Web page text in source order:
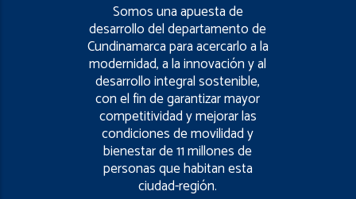
Somos una apuesta de
desarrollo del departamento de
Cundinamarca para acercarlo a la
modernidad, a la innovación y al
desarrollo integral sostenible,
con el fin de garantizar mayor
competitividad y mejorar las
condiciones de movilidad y
bienestar de 11 millones de
personas que habitan esta
ciudad-región.